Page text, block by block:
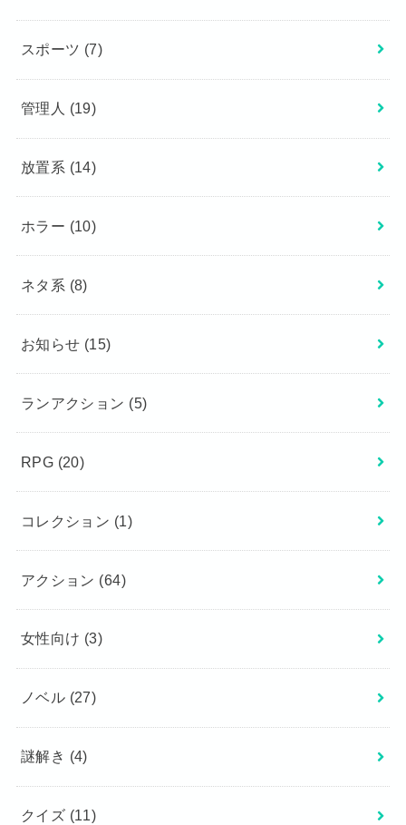
スポーツ (7)
管理人 (19)
放置系 (14)
ホラー (10)
ネタ系 (8)
お知らせ (15)
ランアクション (5)
RPG (20)
コレクション (1)
アクション (64)
女性向け (3)
ノベル (27)
謎解き (4)
クイズ (11)